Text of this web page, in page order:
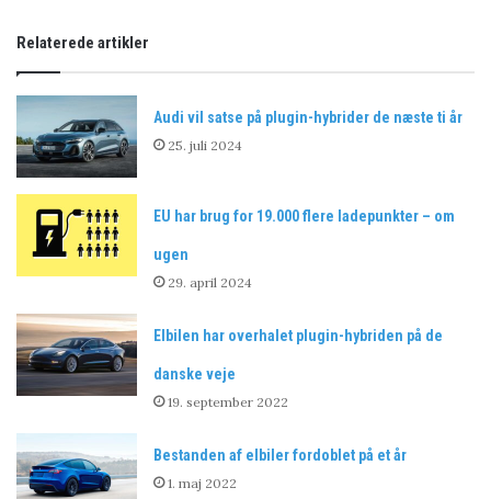
Relaterede artikler
Audi vil satse på plugin-hybrider de næste ti år
25. juli 2024
EU har brug for 19.000 flere ladepunkter – om
ugen
29. april 2024
Elbilen har overhalet plugin-hybriden på de
danske veje
19. september 2022
Bestanden af elbiler fordoblet på et år
1. maj 2022